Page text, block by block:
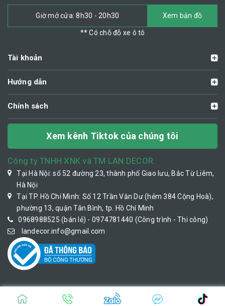
Giờ mở cửa: 8h30 - 20h30 Xem bản đồ
** Có chỗ đỗ xe ô tô
Tài khoản
Hướng dẫn
Chính sách
Xem kênh Tiktok của chúng tôi
Công ty TNHH XNK và TM LAN DECOR
Tại Hà Nội: số 52 đường 23, thành phố Giao lưu, Bắc Từ Liêm,
Hà Nội
Tại TP. Hồ Chí Minh: Số 12 Trần Văn Dư (hẻm 384 Cộng Hoà),
phường 13, quận Tân Bình, tp. Hồ Chí Minh
0968988525 (bán lẻ) - 0974781440 (Công trình - Thi công)
landecor.info@gmail.com